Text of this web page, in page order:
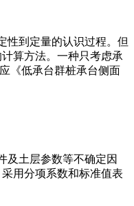
性到定量的认识过程。但
算方法。一种只考虑承
《低承台群桩承台侧面
及土层参数等不确定因
用分项系数和标准值表